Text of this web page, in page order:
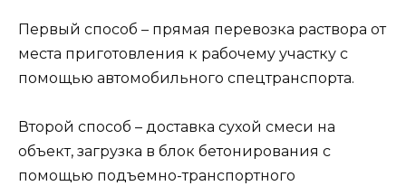
Первый способ – прямая перевозка раствора от
места приготовления к рабочему участку с
помощью автомобильного спецтранспорта.
Второй способ – доставка сухой смеси на
объект, загрузка в блок бетонирования с
помощью подъемно-транспортного